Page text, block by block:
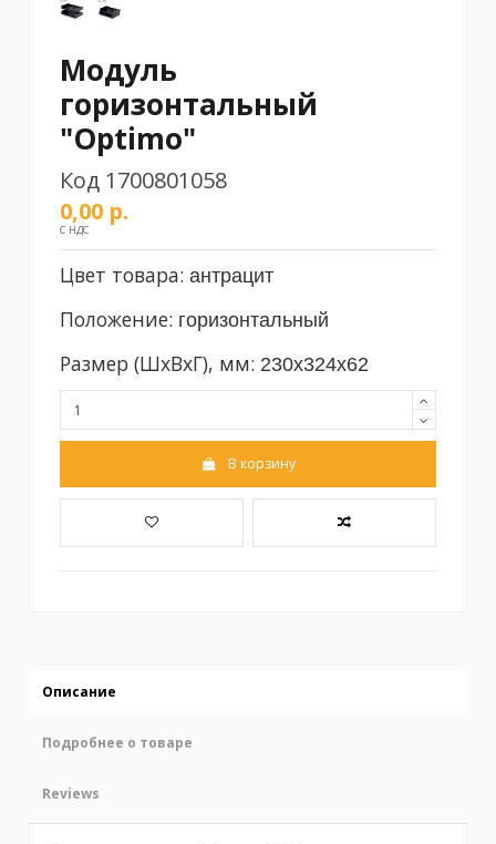
Модуль
горизонтальный
"Optimo"
Код 1700801058
0,00 р.
С НДС
Цвет товара:антрацит
Положение: горизонтальный
Размер (ШxВxГ), мм: 230x324x62
В корзину
Описание
Подробнее о товаре
Reviews